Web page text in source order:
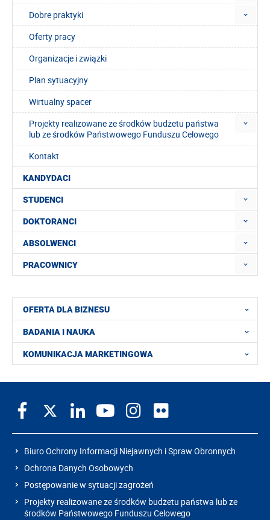
Dobre praktyki
Oferty pracy
Organizacje i związki
Plan sytuacyjny
Wirtualny spacer
Projekty realizowane ze środków budżetu państwa
lub ze środków Państwowego Funduszu Celowego
Kontakt
KANDYDACI
STUDENCI
DOKTORANCI
ABSOLWENCI
PRACOWNICY
OFERTA DLA BIZNESU
BADANIA I NAUKA
KOMUNIKACJA MARKETINGOWA
Biuro Ochrony Informacji Niejawnych i Spraw Obronnych
Ochrona Danych Osobowych
Postępowanie w sytuacji zagrożeń
Projekty realizowane ze środków budżetu państwa lub ze
środków Państwowego Funduszu Celowego